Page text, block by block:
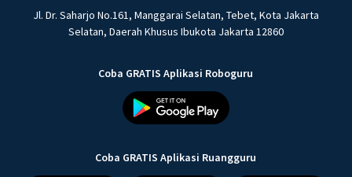
Jl. Dr. Saharjo No.161, Manggarai Selatan, Tebet, Kota Jakarta
Selatan, Daerah Khusus Ibukota Jakarta 12860
Coba GRATIS Aplikasi Roboguru
Coba GRATIS Aplikasi Ruangguru